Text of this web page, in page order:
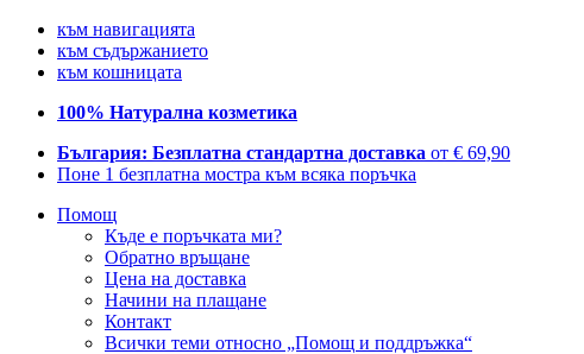
към навигацията
към съдържанието
към кошницата
100% Натурална козметика
България: Безплатна стандартна доставка от € 69,90
Поне 1 безплатна мостра към всяка поръчка
Помощ
Къде е поръчката ми?
Обратно връщане
Цена на доставка
Начини на плащане
Контакт
Всички теми относно „Помощ и поддръжка“